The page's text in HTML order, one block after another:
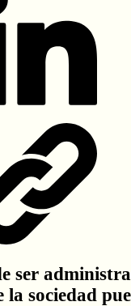
ser
sociedad